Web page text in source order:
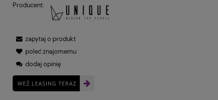
Producent:
zapytaj o produkt
poleć znajomemu
dodaj opinię
WEŹ LEASING TERAZ